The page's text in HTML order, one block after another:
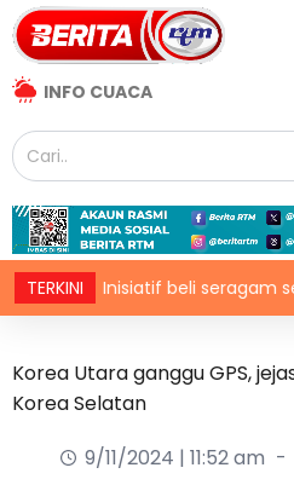
INFO CUACA
TERKINI
Inisiatif beli seragam sekolah
Korea Utara ganggu GPS,
Korea Selatan
9/11/2024 | 11:52 am